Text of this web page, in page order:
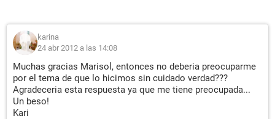
karina
24 abr 2012 a las 14:08
Muchas gracias Marisol, entonces no deberia preocuparme
por el tema de que lo hicimos sin cuidado verdad???
Agradeceria esta respuesta ya que me tiene preocupada...
Un beso!
Kari